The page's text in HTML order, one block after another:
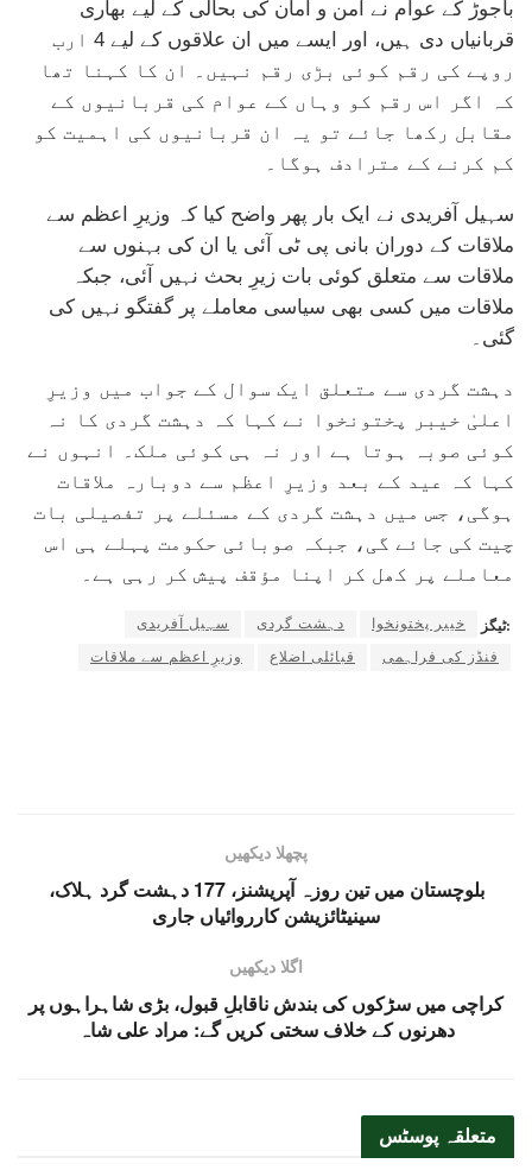
باجوڑ کے عوام نے امن و امان کی بحالی کے لیے بھاری
قربانیاں دی ہیں، اور ایسے میں ان علاقوں کے لیے 4 ارب
روپے کی رقم کوئی بڑی رقم نہیں۔ ان کا کہنا تھا
کہ اگر اس رقم کو وہاں کے عوام کی قربانیوں کے
مقابل رکھا جائے تو یہ ان قربانیوں کی اہمیت کو
کم کرنے کے مترادف ہوگا۔
سہیل آفریدی نے ایک بار پھر واضح کیا کہ وزیرِ اعظم سے
ملاقات کے دوران بانی پی ٹی آئی یا ان کی بہنوں سے
ملاقات سے متعلق کوئی بات زیرِ بحث نہیں آئی، جبکہ
ملاقات میں کسی بھی سیاسی معاملے پر گفتگو نہیں کی
گئی۔
دہشت گردی سے متعلق ایک سوال کے جواب میں وزیرِ
اعلیٰ خیبر پختونخوا نے کہا کہ دہشت گردی کا نہ
کوئی صوبہ ہوتا ہے اور نہ ہی کوئی ملک۔ انہوں نے
کہا کہ عید کے بعد وزیرِ اعظم سے دوبارہ ملاقات
ہوگی، جس میں دہشت گردی کے مسئلے پر تفصیلی بات
چیت کی جائے گی، جبکہ صوبائی حکومت پہلے ہی اس
معاملے پر کھل کر اپنا مؤقف پیش کر رہی ہے۔
ٹیگز: خیبر پختونخوا دہشت گردی
سہیل آفریدی
فنڈز کی فراہمی
قبائلی اضلاع وزیرِ اعظم سے ملاقات
پچھلا دیکھیں
بلوچستان میں تین روزہ آپریشنز، 177 دہشت گرد ہلاک،
سینیٹائزیشن کارروائیاں جاری
اگلا دیکھیں
کراچی میں سڑکوں کی بندش ناقابلِ قبول، بڑی شاہراہوں پر
دھرنوں کے خلاف سختی کریں گے: مراد علی شاہ
متعلقہ پوسٹس